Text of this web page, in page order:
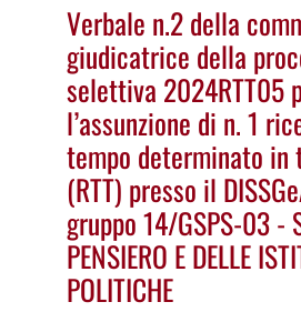
Verbale n.2 della
giudicatrice della
selettiva 2024RTT05
l’assunzione di n. 1
tempo determinato
(RTT) presso il
gruppo 14/GSPS-03 -
PENSIERO E DELLE
POLITICHE